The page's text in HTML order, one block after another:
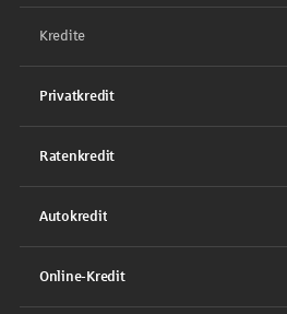
Kredite
Privatkredit
Ratenkredit
Autokredit
Online-Kredit